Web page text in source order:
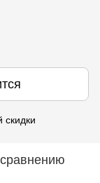
скидки